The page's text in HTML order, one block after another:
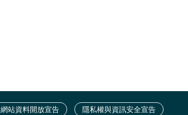
網站資料開放宣告 隱私權與資訊安全宣告